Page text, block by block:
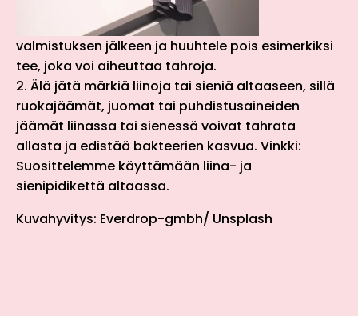
valmistuksen jälkeen ja huuhtele pois esimerkiksi
tee, joka voi aiheuttaa tahroja.
2. Älä jätä märkiä liinoja tai sieniä altaaseen, sillä
ruokajäämät, juomat tai puhdistusaineiden
jäämät liinassa tai sienessä voivat tahrata
allasta ja edistää bakteerien kasvua. Vinkki:
Suosittelemme käyttämään liina- ja
sienipidikettä altaassa.
Kuvahyvitys: Everdrop-gmbh/ Unsplash